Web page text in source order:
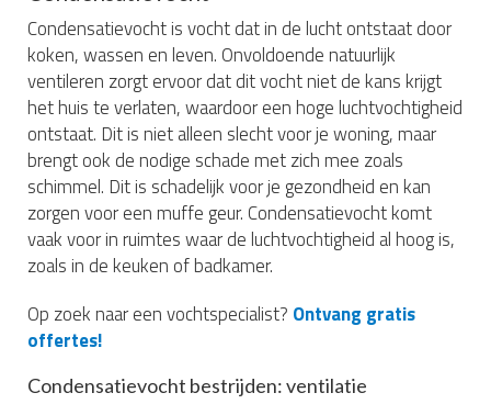
Condensatievocht is vocht dat in de lucht ontstaat door
koken, wassen en leven. Onvoldoende natuurlijk
ventileren zorgt ervoor dat dit vocht niet de kans krijgt
het huis te verlaten, waardoor een hoge luchtvochtigheid
ontstaat. Dit is niet alleen slecht voor je woning, maar
brengt ook de nodige schade met zich mee zoals
schimmel. Dit is schadelijk voor je gezondheid en kan
zorgen voor een muffe geur. Condensatievocht komt
vaak voor in ruimtes waar de luchtvochtigheid al hoog is,
zoals in de keuken of badkamer.
Op zoek naar een vochtspecialist? Ontvang gratis
offertes!
Condensatievocht bestrijden: ventilatie